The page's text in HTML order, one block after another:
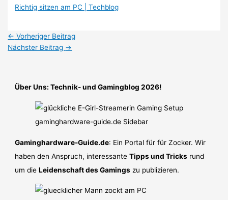
Richtig sitzen am PC | Techblog
← Vorheriger Beitrag
Nächster Beitrag →
Über Uns: Technik- und Gamingblog 2026!
Gaminghardware-Guide.de: Ein Portal für für Zocker. Wir
haben den Anspruch, interessanteTipps und Tricks rund
um dieLeidenschaft des Gamings zu publizieren.